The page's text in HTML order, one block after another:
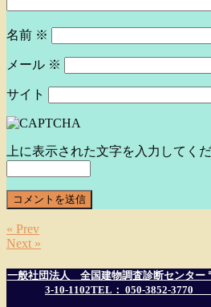
名前 ※
メール ※
サイト
上に表示された文字を入力してくだ
« Prev
Next »
一般社団法人 全国建物調査診断センター
3-10-1102TEL： 050-3852-3770